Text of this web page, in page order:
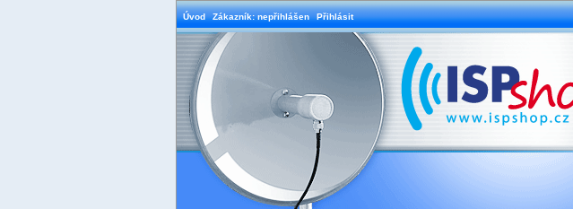
Úvod Zákazník: nepřihlášen Přihlásit